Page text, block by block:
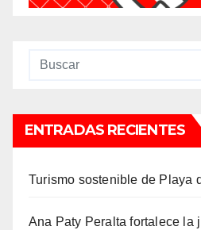
ENTRADAS RECIENTES
Turismo sostenible de Playa
Ana Paty Peralta fortalece la